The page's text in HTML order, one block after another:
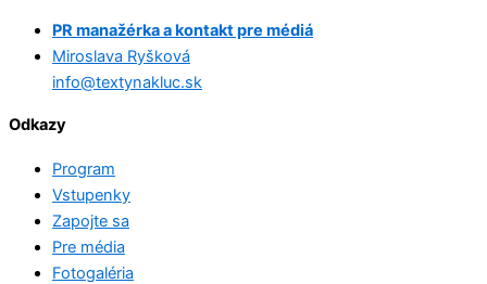
PR manažérka a kontakt pre médiá
Miroslava Ryšková
info@textynakluc.sk
Odkazy
Program
Vstupenky
Zapojte sa
Pre média
Fotogaléria